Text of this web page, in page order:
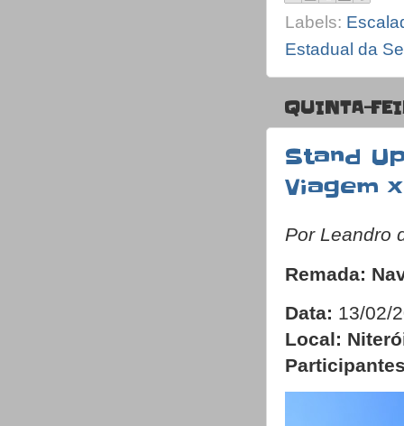
Labels:
Estadual da
QUINTA-
Stand
Viagem
Por Leandro
Remada:
Data: 13/02/
Local: